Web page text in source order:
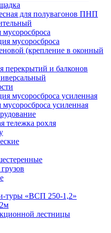
для полувагонов ПНП
мусоросброса
(крепление в оконный
перекрытий и балконов
мусоросброса усиленная
усиленная
тележка рохля
туры «ВСП 250-1,2»
лестницы